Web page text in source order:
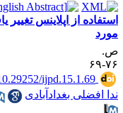
۶۹
‎ 10.29252/ijpd.15.1.69
افضلی بغدادآبادی